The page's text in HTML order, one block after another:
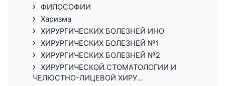
ФИЛОСОФИИ
Харизма
ХИРУРГИЧЕСКИХ БОЛЕЗНЕЙ ИНО
ХИРУРГИЧЕСКИХ БОЛЕЗНЕЙ №1
ХИРУРГИЧЕСКИХ БОЛЕЗНЕЙ №2
ХИРУРГИЧЕСКОЙ СТОМАТОЛОГИИ И
ЧЕЛЮСТНО-ЛИЦЕВОЙ ХИРУ...